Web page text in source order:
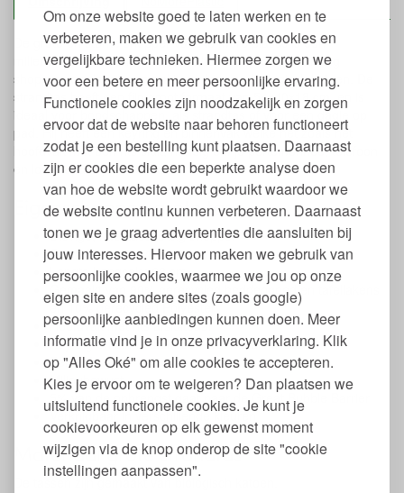
Om onze website goed te laten werken en te
verbeteren, maken we gebruik van cookies en
vergelijkbare technieken. Hiermee zorgen we
voor een betere en meer persoonlijke ervaring.
Functionele cookies zijn noodzakelijk en zorgen
ervoor dat de website naar behoren functioneert
zodat je een bestelling kunt plaatsen. Daarnaast
zijn er cookies die een beperkte analyse doen
van hoe de website wordt gebruikt waardoor we
de website continu kunnen verbeteren. Daarnaast
tonen we je graag advertenties die aansluiten bij
jouw interesses. Hiervoor maken we gebruik van
persoonlijke cookies, waarmee we jou op onze
eigen site en andere sites (zoals google)
persoonlijke aanbiedingen kunnen doen. Meer
informatie vind je in onze privacyverklaring. Klik
op "Alles Oké" om alle cookies te accepteren.
Kies je ervoor om te weigeren? Dan plaatsen we
uitsluitend functionele cookies. Je kunt je
cookievoorkeuren op elk gewenst moment
wijzigen via de knop onderop de site "cookie
instellingen aanpassen".
De grote en sterke shopper van No more plastic is een
milieuvriendelijke en duurzaam alternatief voor plastic big
shoppers omdat ze gemaakt worden van biologisch katoen. De
strandtas heeft een fijn groot formaat van 54x40x18 cm. en is
ideaal voor boodschappen, als strandtas of voor een dagje op
pad. Hij heeft een keyring en binnenvak welke net zoals het
hoofdvak met een rits sluit, handig om je portemonnee, telefoon
en losse spulletjes in te doen.
Eigenschappen grote tas
Stevige, kwalitatieve big shopper
Groot formaat: 54 x 40 x 18 cm.
Lengte hengsels: 68 cm.
Gemaakt van 90% gerecycled beddengoed en tafellakens
en 10% gerecycled Polyester
Hoofdvak met rits afsluitbaar
Keyring en binnenzak, ook met rits afsluitbaar
Zero Waste
Milieubewust
5% van de opbrengst gaat naar de Great Bubble Barrier
Verkrijgbaar in verschillende kleuren
Materiaal grote strandtas
De tassen zijn gemaakt van biologisch katoen.